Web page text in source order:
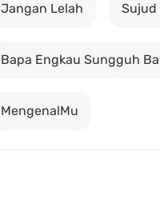
Jangan Lelah Sujud
Bapa Engkau Sungguh
MengenalMu